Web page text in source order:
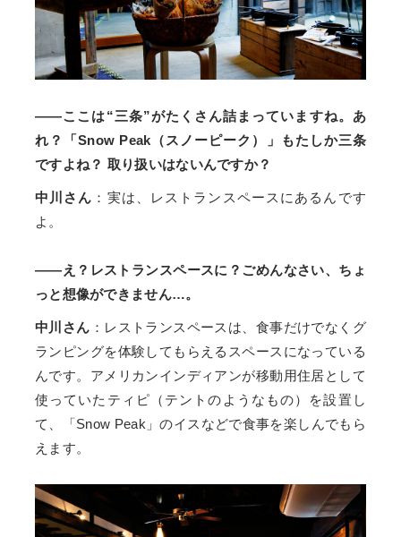
――ここは“三条”がたくさん詰まっていますね。あ
れ？「Snow Peak（スノーピーク）」もたしか三条
ですよね？ 取り扱いはないんですか？
中川さん ：実は、レストランスペースにあるんです
よ。
――え？レストランスペースに？ごめんなさい、ちょ
っと想像ができません…。
中川さん ：レストランスペースは、食事だけでなくグ
ランピングを体験してもらえるスペースになっている
んです。アメリカンインディアンが移動用住居として
使っていたティピ（テントのようなもの）を設置し
て、「Snow Peak」のイスなどで食事を楽しんでもら
えます。